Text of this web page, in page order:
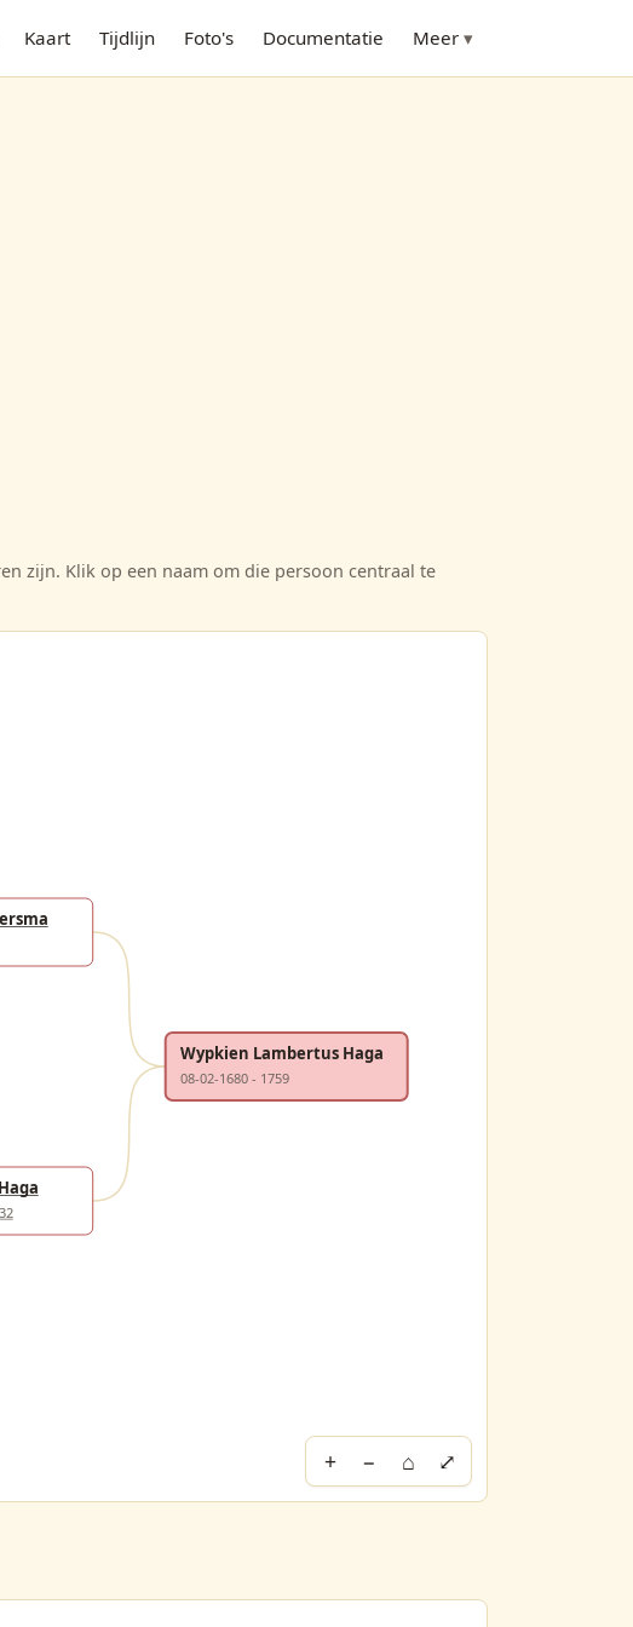
Kaart Tijdlijn Foto's Documentatie Meer
zijn. Klik op een naam om die persoon centraal te
Wypkien Lambertus Haga
08-02-1680 - 1759
+ − ⌂ ⤢